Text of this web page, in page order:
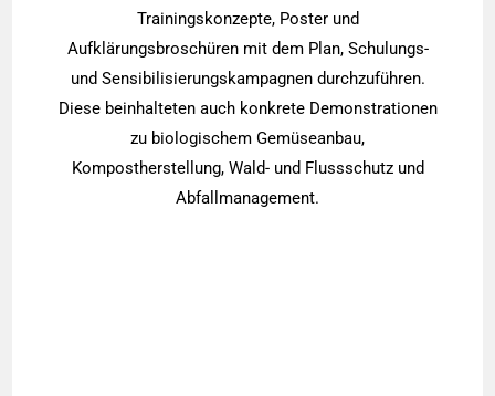
Trainingskonzepte, Poster und
Aufklärungsbroschüren mit dem Plan, Schulungs-
und Sensibilisierungskampagnen durchzuführen.
Diese beinhalteten auch konkrete Demonstrationen
zu biologischem Gemüseanbau,
Kompostherstellung, Wald- und Flussschutz und
Abfallmanagement.